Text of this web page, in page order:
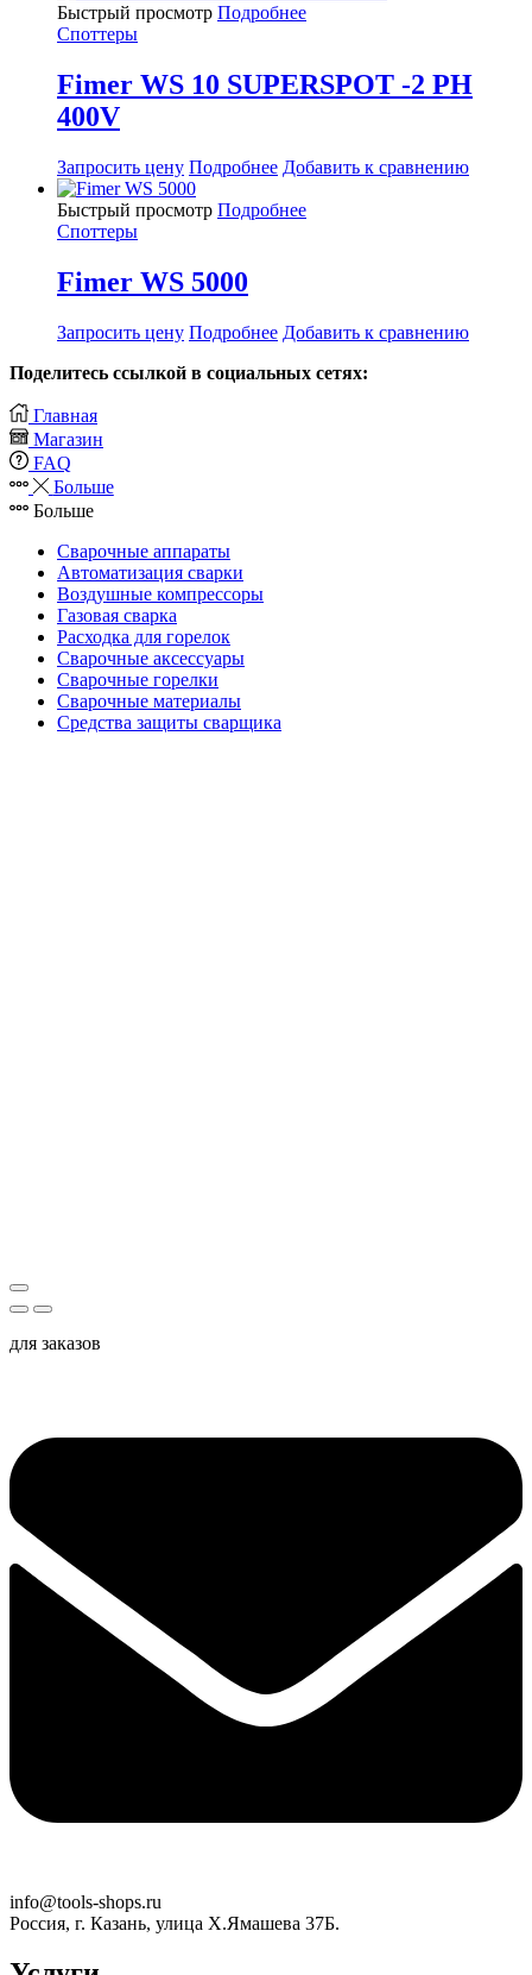
Быстрый просмотр Подробнее
Споттеры
Fimer WS 10 SUPERSPOT -2 PH
400V
Запросить цену Подробнее Добавить к сравнению
Быстрый просмотр Подробнее
Споттеры
Fimer WS 5000
Запросить цену Подробнее Добавить к сравнению
Поделитесь ссылкой в социальных сетях:
Главная
Магазин
FAQ
Больше
Больше
Сварочные аппараты
Автоматизация сварки
Воздушные компрессоры
Газовая сварка
Расходка для горелок
Сварочные аксессуары
Сварочные горелки
Сварочные материалы
Средства защиты сварщика
для заказов
info@tools-shops.ru
Россия, г. Казань, улица Х.Ямашева 37Б.